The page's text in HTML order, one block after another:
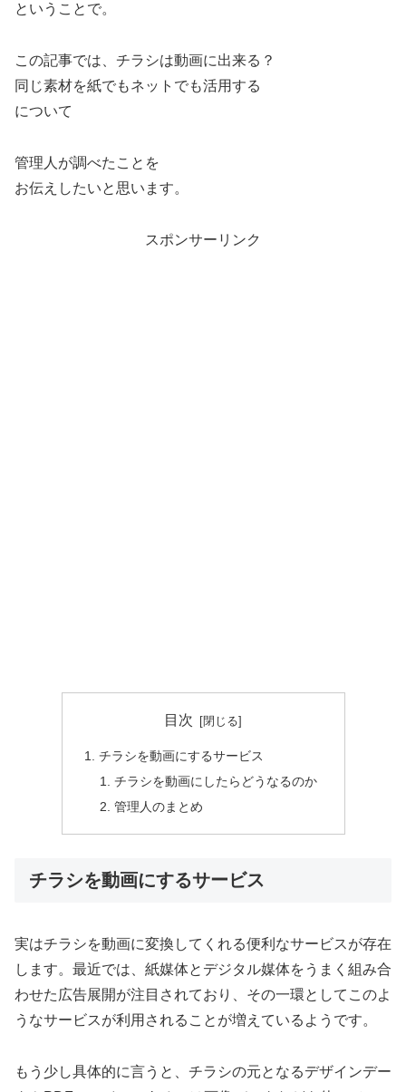
ということで。
この記事では、チラシは動画に出来る？
同じ素材を紙でもネットでも活用する
について
管理人が調べたことを
お伝えしたいと思います。
スポンサーリンク
目次
チラシを動画にするサービス
チラシを動画にしたらどうなるのか
管理人のまとめ
チラシを動画にするサービス
実はチラシを動画に変換してくれる便利なサービスが存在
します。最近では、紙媒体とデジタル媒体をうまく組み合
わせた広告展開が注目されており、その一環としてこのよ
うなサービスが利用されることが増えているようです。
もう少し具体的に言うと、チラシの元となるデザインデー